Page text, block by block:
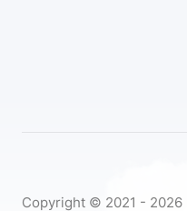
Copyright © 2021 - 2026